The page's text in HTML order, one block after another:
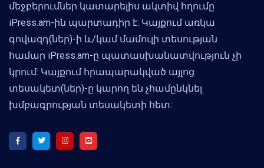
մեջբերումներ կատարելիս ակտիվ հղումը
iPress.am-ին պարտադիր է: Կայքում առկա
գովազդ(ներ)-ի և/կամ մամուլի տեսության
համար iPress.am-ը պատասխանատվություն չի
կրում: Կայքում հրապարակված այլոց
տեսակետ(ներ)-ը կարող են չհամընկնել
խմբագրության տեսակետի հետ: